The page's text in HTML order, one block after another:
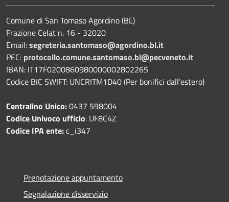
Comune di San Tomaso Agordino (BL)
Frazione Celat n. 16 - 32020
Email:segreteria.santomaso@agordino.bl.it
PEC: protocollo.comune.santomaso.bl@pecveneto.it
IBAN: IT17F0200860980000002802265
Codice BIC SWIFT: UNCRITM1D40 (Per bonifici dall’estero)
Centralino Unico:0437 598004
Codice Univoco ufficio: UF8C4Z
Codice IPA ente:c_i347
Prenotazione appuntamento
Segnalazione disservizio